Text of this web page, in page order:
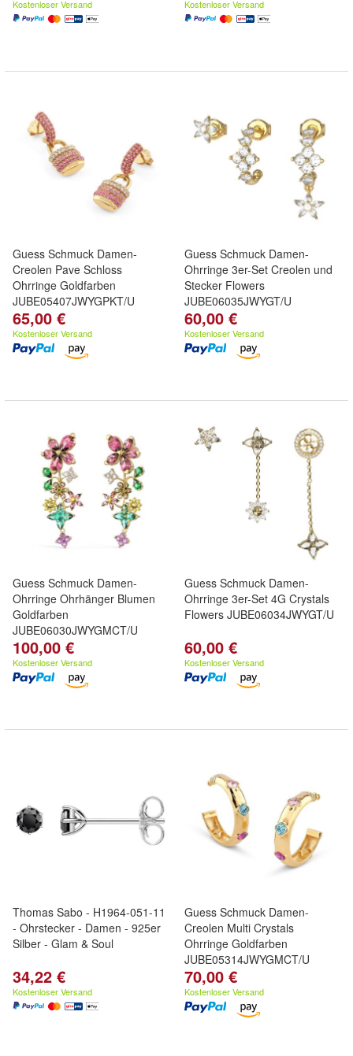
Kostenloser Versand Kostenloser Versand
Guess Schmuck Damen-
Creolen Pave Schloss
Ohrringe Goldfarben
JUBE05407JWYGPKT/U
65,00 €
Kostenloser Versand
Guess Schmuck Damen-
Ohrringe 3er-Set Creolen und
Stecker Flowers
JUBE06035JWYGT/U
60,00 €
Kostenloser Versand
Guess Schmuck Damen-
Ohrringe Ohrhänger Blumen
Goldfarben
JUBE06030JWYGMCT/U
100,00 €
Kostenloser Versand
Guess Schmuck Damen-
Ohrringe 3er-Set 4G Crystals
Flowers JUBE06034JWYGT/U
60,00 €
Kostenloser Versand
Thomas Sabo - H1964-051-11
- Ohrstecker - Damen - 925er
Silber - Glam & Soul
34,22 €
Kostenloser Versand
Guess Schmuck Damen-
Creolen Multi Crystals
Ohrringe Goldfarben
JUBE05314JWYGMCT/U
70,00 €
Kostenloser Versand